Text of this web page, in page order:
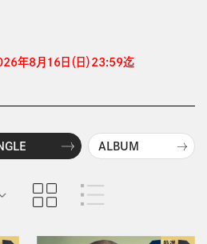
年8月16日（日）23:59迄
ALBUM